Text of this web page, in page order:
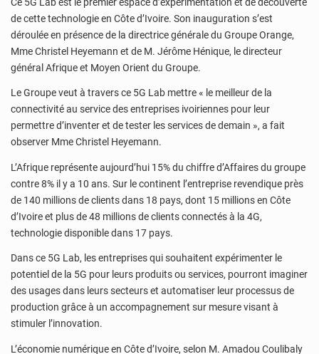
de cette technologie en Côte d’Ivoire. Son inauguration s’est
déroulée en présence de la directrice générale du Groupe Orange,
Mme Christel Heyemann et de M. Jérôme Hénique, le directeur
général Afrique et Moyen Orient du Groupe.
Le Groupe veut à travers ce 5G Lab mettre « le meilleur de la
connectivité au service des entreprises ivoiriennes pour leur
permettre d’inventer et de tester les services de demain », a fait
observer Mme Christel Heyemann.
L’Afrique représente aujourd’hui 15% du chiffre d’Affaires du groupe
contre 8% il y a 10 ans. Sur le continent l’entreprise revendique près
de 140 millions de clients dans 18 pays, dont 15 millions en Côte
d’Ivoire et plus de 48 millions de clients connectés à la 4G,
technologie disponible dans 17 pays.
Dans ce 5G Lab, les entreprises qui souhaitent expérimenter le
potentiel de la 5G pour leurs produits ou services, pourront imaginer
des usages dans leurs secteurs et automatiser leur processus de
production grâce à un accompagnement sur mesure visant à
stimuler l’innovation.
L’économie numérique en Côte d’Ivoire, selon M. Amadou Coulibaly